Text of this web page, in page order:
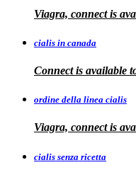
Viagra, connect is
cialis in canada
Connect is available
ordine della linea cialis
Viagra, connect is
cialis senza ricetta